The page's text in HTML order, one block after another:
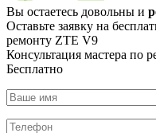
Вы остаетесь довольны и
Оставьте заявку на
ремонту ZTE V9
Консультация мастера по
Бесплатно